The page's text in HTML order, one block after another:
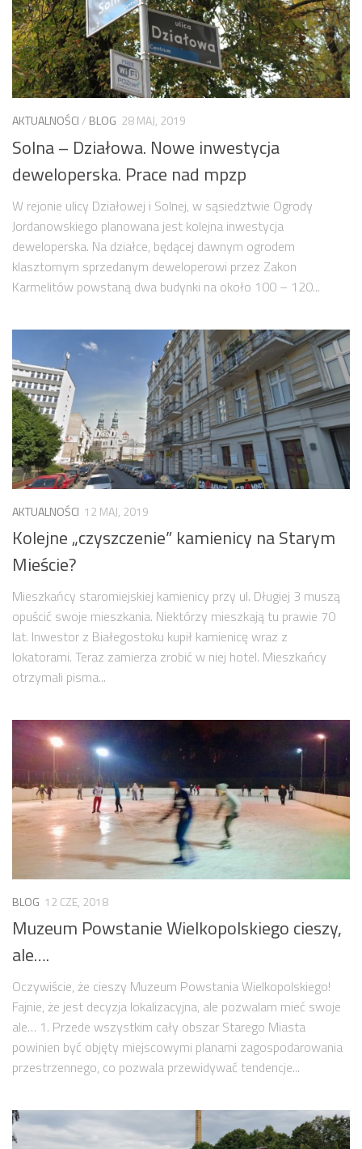
AKTUALNOŚCI/ BLOG 28 MAJ, 2019
Solna – Działowa. Nowe inwestycja
deweloperska. Prace nad mpzp
W rejonie ulicy Działowej i Solnej, w sąsiedztwie Ogrody
Jordanowskiego planowana jest kolejna inwestycja
deweloperska. Na działce, będącej dawnym ogrodem
klasztornym sprzedanym deweloperowi przez Zakon
Karmelitów powstaną dwa budynki na około 100 – 120...
AKTUALNOŚCI 12 MAJ, 2019
Kolejne „czyszczenie” kamienicy na Starym
Mieście?
Mieszkańcy staromiejskiej kamienicy przy ul. Długiej 3 muszą
opuścić swoje mieszkania. Niektórzy mieszkają tu prawie 70
lat. Inwestor z Białegostoku kupił kamienicę wraz z
lokatorami. Teraz zamierza zrobić w niej hotel. Mieszkańcy
otrzymali pisma...
BLOG 12 CZE, 2018
Muzeum Powstanie Wielkopolskiego cieszy,
ale….
Oczywiście, że cieszy Muzeum Powstania Wielkopolskiego!
Fajnie, że jest decyzja lokalizacyjna, ale pozwalam mieć swoje
ale… 1. Przede wszystkim cały obszar Starego Miasta
powinien być objęty miejscowymi planami zagospodarowania
przestrzennego, co pozwala przewidywać tendencje...